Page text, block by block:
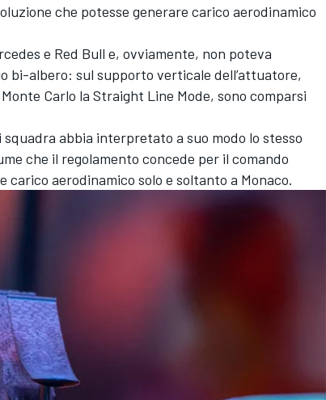
che potesse generare carico aerodinamico
e Red Bull e, ovviamente, non poteva
bi-albero: sul supporto verticale dell’attuatore,
Carlo la Straight Line Mode, sono comparsi
abbia interpretato a suo modo lo stesso
che il regolamento concede per il comando
aerodinamico solo e soltanto a Monaco.